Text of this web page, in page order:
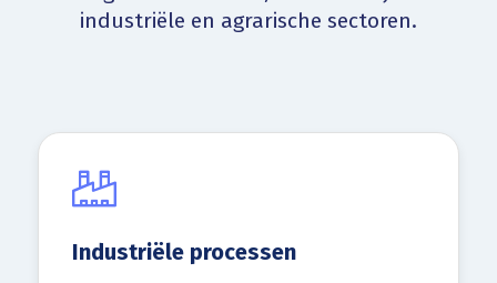
industriële en agrarische sectoren.
Industriële processen